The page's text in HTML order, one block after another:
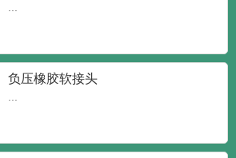
...
负压橡胶软接头
...润泰达-DN150单球体橡胶柔性接头